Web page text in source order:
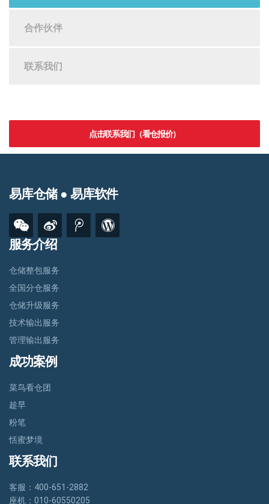
合作伙伴
联系我们
点击联系我们（看仓报价）
易库仓储 ● 易库软件
服务介绍
仓储整包服务
全国分仓服务
仓储升级服务
技术输出服务
管理输出服务
成功案例
菜鸟看仓团
趁早
粉笔
恬蜜梦境
联系我们
客服：400-651-2882
座机：010-60550205